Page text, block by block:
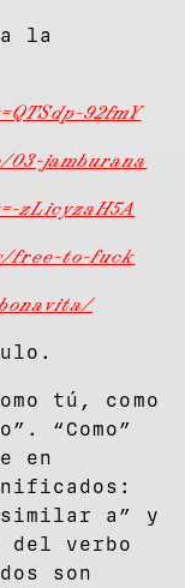
la
92fmY
03-jamburana
zLicyzaH5A
free-to-fuck
tú, como
“Como”
en
a” y
del verbo
son